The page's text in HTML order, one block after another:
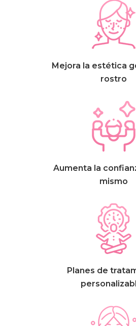
Mejora la estética
rostro
Aumenta la
mismo
Planes de